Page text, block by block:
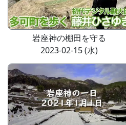
岩座神の棚田を守る
2023-02-15 (水)